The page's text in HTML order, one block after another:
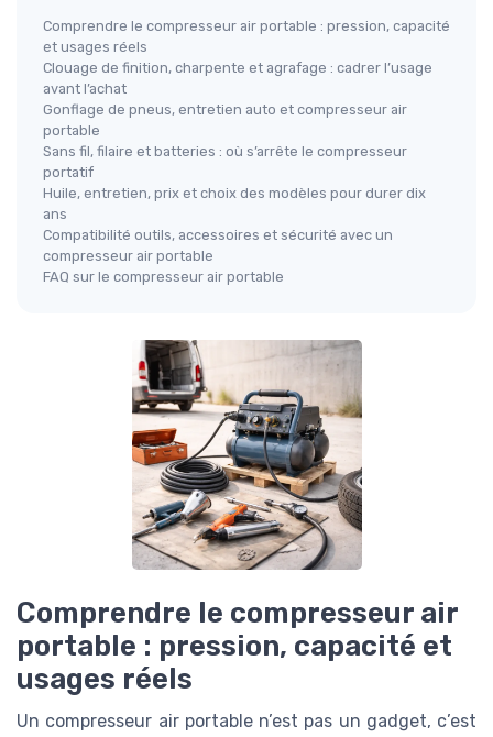
Comprendre le compresseur air portable : pression, capacité
et usages réels
Clouage de finition, charpente et agrafage : cadrer l’usage
avant l’achat
Gonflage de pneus, entretien auto et compresseur air
portable
Sans fil, filaire et batteries : où s’arrête le compresseur
portatif
Huile, entretien, prix et choix des modèles pour durer dix
ans
Compatibilité outils, accessoires et sécurité avec un
compresseur air portable
FAQ sur le compresseur air portable
Comprendre le compresseur air
portable : pression, capacité et
usages réels
Un compresseur air portable n’est pas un gadget, c’est